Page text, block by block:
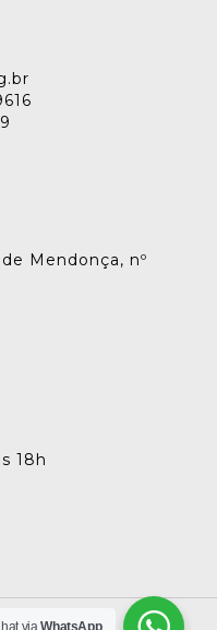
Mendonça, nº
18h
viaWhatsApp